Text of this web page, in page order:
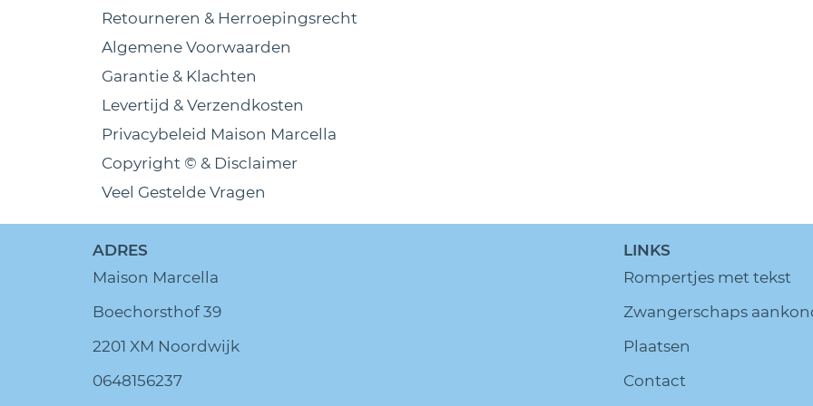
Retourneren & Herroepingsrecht
Algemene Voorwaarden
Garantie & Klachten
Levertijd & Verzendkosten
Privacybeleid Maison Marcella
Copyright © & Disclaimer
Veel Gestelde Vragen
ADRES
Maison Marcella
Boechorsthof 39
2201 XM Noordwijk
0648156237
LINKS
Rompertjes met tekst
Zwangerschaps
Plaatsen
Contact